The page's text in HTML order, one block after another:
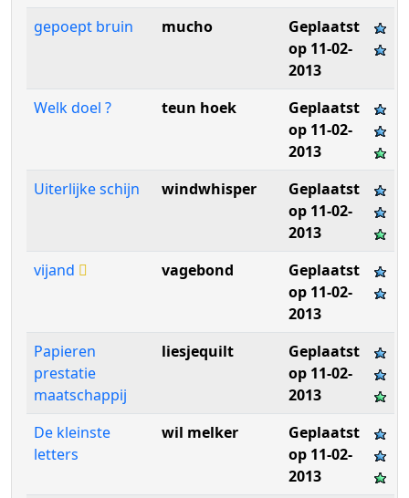
gepoept bruin
mucho
Geplaatst
op 11-02-
2013
Welk doel ?
teun hoek
Geplaatst
op 11-02-
2013
Uiterlijke schijn
windwhisper
Geplaatst
op 11-02-
2013
vijand
vagebond
Geplaatst
op 11-02-
2013
Papieren
prestatie
maatschappij
liesjequilt
Geplaatst
op 11-02-
2013
De kleinste
letters
wil melker
Geplaatst
op 11-02-
2013